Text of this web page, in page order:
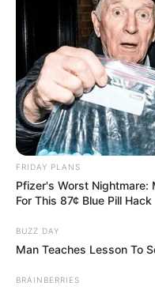
FRIDAY PLANS
Pfizer's Worst Nightmare:
For This 87¢ Blue Pill Hack
BUZZ DAY
Man Teaches Lesson To
BRAINBERRIES